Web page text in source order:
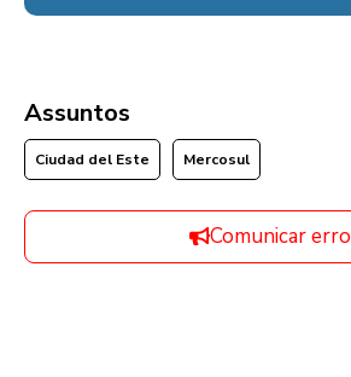
Assuntos
Ciudad del Este Mercosul
Comunicar erro